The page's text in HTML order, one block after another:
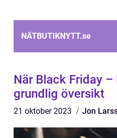
NÄTBUTIKNYTT.se
När Black Friday –
grundlig översikt
21 oktober 2023 Jon